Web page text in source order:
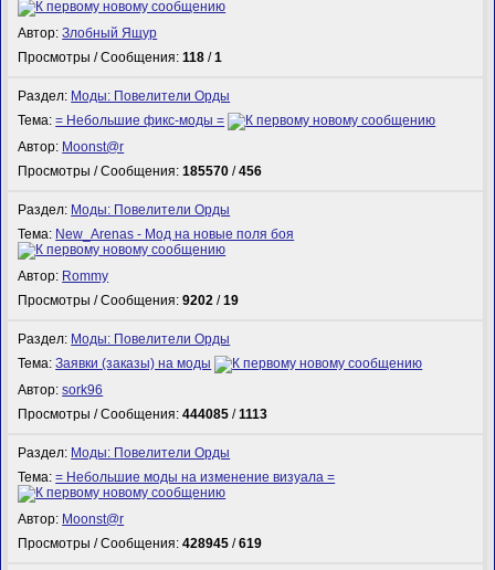
Автор:Злобный Ящур
Просмотры / Сообщения:118 /1
Раздел: Моды: Повелители Орды
Тема:= Небольшие фикс-моды =
Автор: Mооnst@r
Просмотры / Сообщения:185570 /456
Раздел: Моды: Повелители Орды
Тема: New_Arenas - Мод на новые поля боя
Автор: Rommy
Просмотры / Сообщения:9202 /19
Раздел: Моды: Повелители Орды
Тема:Заявки (заказы) на моды
Автор:sork96
Просмотры / Сообщения:444085 /1113
Раздел: Моды: Повелители Орды
Тема:= Небольшие моды на изменение визуала =
Автор: Mооnst@r
Просмотры / Сообщения:428945 /619